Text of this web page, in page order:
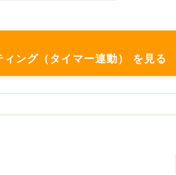
ング（タイマー連動） を見る